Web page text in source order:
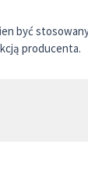
być
producenta.